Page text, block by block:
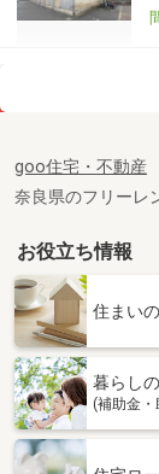
奈良県大和郡山
奈良県大和郡山
奈良県大和郡山
goo住宅・不動産
奈良県のフリーレ
お役立ち情報
住まい
暮らし
(補助金